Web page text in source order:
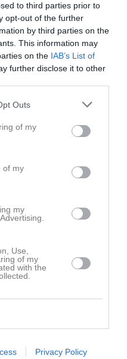
to third parties prior to
opt-out of the further
by third parties on the
This information may
on the IAB’s List of
further disclose it to other
Outs
of my
of my
my
Use,
of my
with the
Privacy Policy
album